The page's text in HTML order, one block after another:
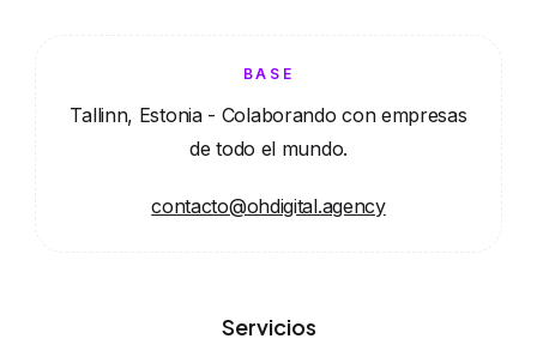
BASE
Tallinn, Estonia - Colaborando con empresas
de todo el mundo.
contacto@ohdigital.agency
Servicios